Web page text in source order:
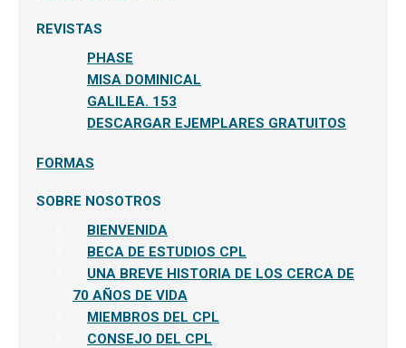
REVISTAS
PHASE
MISA DOMINICAL
GALILEA. 153
DESCARGAR EJEMPLARES GRATUITOS
FORMAS
SOBRE NOSOTROS
BIENVENIDA
BECA DE ESTUDIOS CPL
UNA BREVE HISTORIA DE LOS CERCA DE
70 AÑOS DE VIDA
MIEMBROS DEL CPL
CONSEJO DEL CPL